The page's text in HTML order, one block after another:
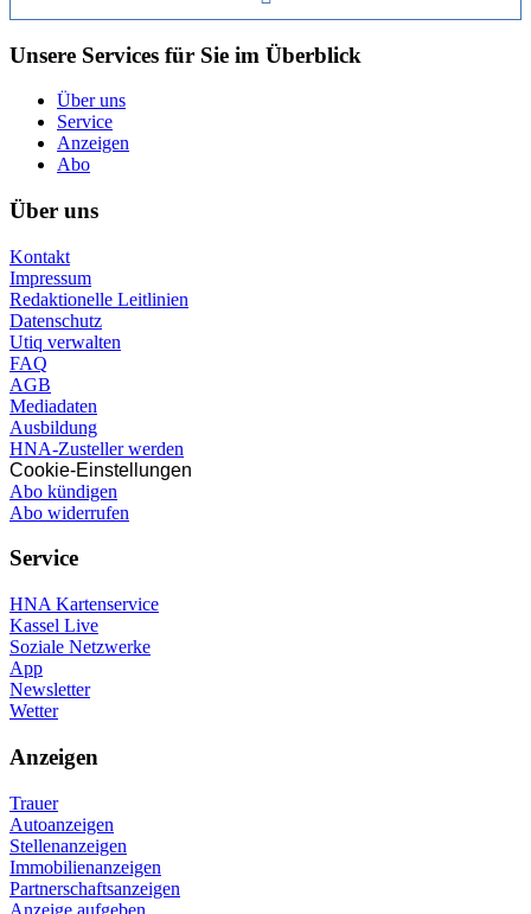
Unsere Services für Sie im Überblick
Über uns
Service
Anzeigen
Abo
Über uns
Kontakt
Impressum
Redaktionelle Leitlinien
Datenschutz
Utiq verwalten
FAQ
AGB
Mediadaten
Ausbildung
HNA-Zusteller werden
Cookie-Einstellungen
Abo kündigen
Abo widerrufen
Service
HNA Kartenservice
Kassel Live
Soziale Netzwerke
App
Newsletter
Wetter
Anzeigen
Trauer
Autoanzeigen
Stellenanzeigen
Immobilienanzeigen
Partnerschaftsanzeigen
Anzeige aufgeben